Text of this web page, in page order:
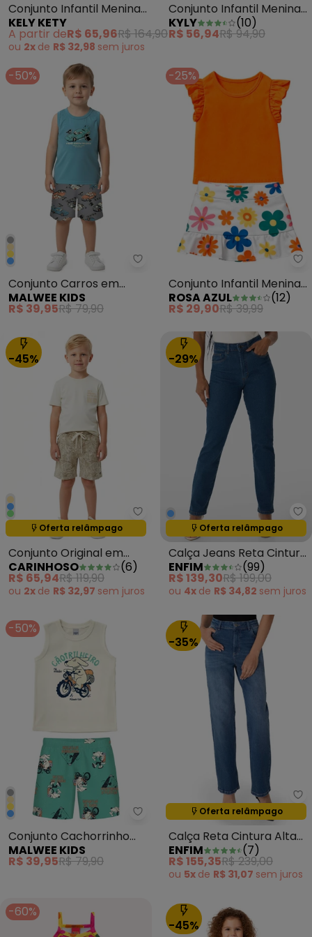
Conjunto Infantil Menina
Blusa Manga Longa e
Vestido Natural
KELY KETY
A partir deR$ 65,96R$ 164,90
ou 2x de R$ 32,98 sem juros
Conjunto Infantil Menina
Estampa Preto
KYLY (10)
R$ 56,94R$ 94,90
-50%
Malwee Kids - Conjunto Carros
Conjunto Carros em
Moletinho Azul
MALWEE KIDS
R$ 39,95R$ 79,90
-25%
Conjunto Infantil Menina
Flores Laranja
ROSA AZUL (12)
R$ 29,90R$ 39,99
-45%
Carinhoso - Conjunto Original
Oferta relâmpago
Termina em:14:38:39
Conjunto Original em
Malha Areia
CARINHOSO (6)
R$ 65,94R$ 119,90
ou 2x de R$ 32,97 sem juros
-29%
Oferta relâmpago
Termina em:14:38:39
Calça Jeans Reta Cintura
Alta Azul
ENFIM (99)
R$ 139,30R$ 199,00
ou 4x de R$ 34,82 sem juros
-50%
Malwee Kids - Conjunto
Conjunto Cachorrinho
em Moletinho Off White
MALWEE KIDS
R$ 39,95R$ 79,90
-35%
Oferta relâmpago
Termina em:14:38:39
Calça Reta Cintura Alta
Jeans Azul
ENFIM (7)
R$ 155,35R$ 239,00
ou 5x de R$ 31,07 sem juros
-60%
-45%